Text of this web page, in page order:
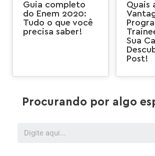
Guia completo
do Enem 2020:
Tudo o que você
precisa saber!
Quais
Sua
Post!
Procurando por algo